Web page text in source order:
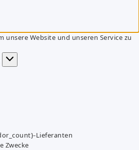
unsere Website und unseren Service zu
Lieferanten
Zwecke